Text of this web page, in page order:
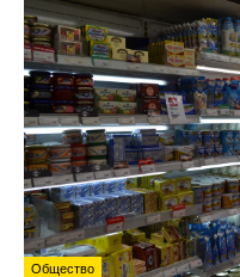
Общество